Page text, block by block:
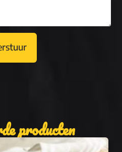
producten